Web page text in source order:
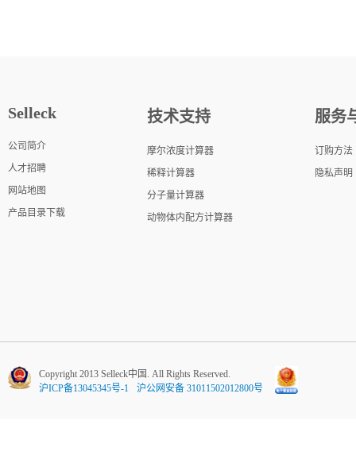
Selleck
公司简介
人才招聘
网站地图
产品目录下载
技术支持
摩尔浓度计算器
稀释计算器
分子量计算器
动物体内配方计算器
服务
订购方法
隐私声明
Copyright 2013 Selleck中国. All Rights Reserved.
沪ICP备13045345号-1
沪公网安备 31011502012800号